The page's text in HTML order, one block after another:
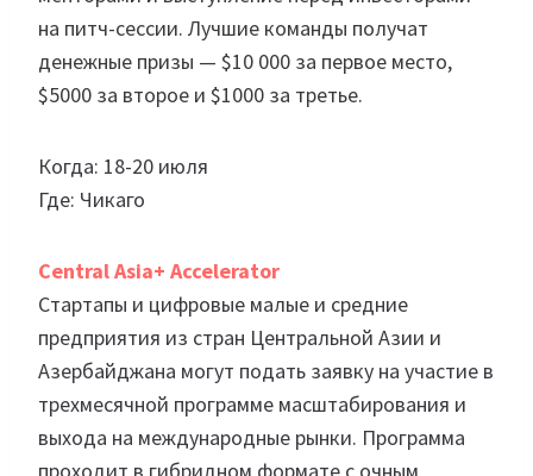
на питч-сессии. Лучшие команды получат
денежные призы — $10 000 за первое место,
$5000 за второе и $1000 за третье.
Когда: 18-20 июля
Где: Чикаго
Central Asia+ Accelerator
Стартапы и цифровые малые и средние
предприятия из стран Центральной Азии и
Азербайджана могут подать заявку на участие в
трехмесячной программе масштабирования и
выхода на международные рынки. Программа